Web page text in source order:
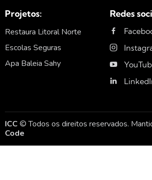
Projetos:
Restaura Litoral Norte
Escolas Seguras
Apa Baleia Sahy
Redes
ICC© Todos os direitos reservados.
Code